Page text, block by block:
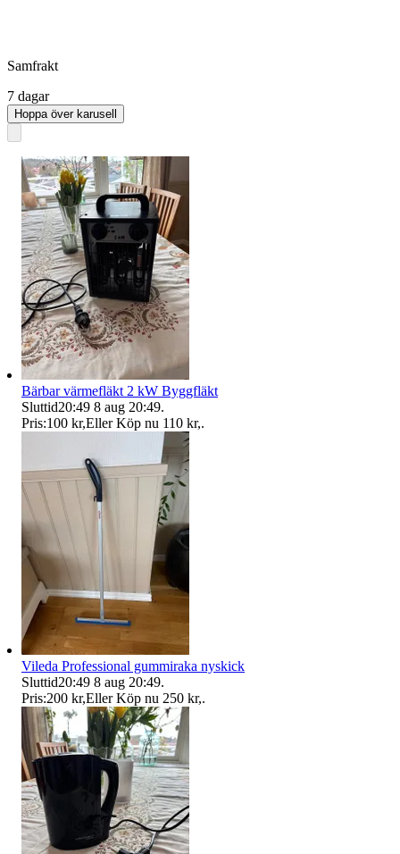
Samfrakt
7 dagar
Hoppa över karusell
Bärbar värmefläkt 2 kW Byggfläkt
Sluttid20:49 8 aug 20:49.
Pris:100 kr,Eller Köp nu 110 kr,.
Vileda Professional gummiraka nyskick
Sluttid20:49 8 aug 20:49.
Pris:200 kr,Eller Köp nu 250 kr,.